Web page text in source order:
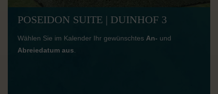
POSEIDON SUITE | DUINHOF 3
Wählen Sie im Kalender Ihr gewünschtes An- und
Abreiedatum aus.